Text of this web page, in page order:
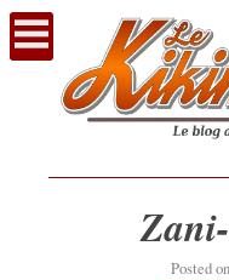
Voir
contenu
Posted on